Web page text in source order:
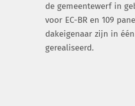
de gemeentewerf in
voor EC-BR en 109
dakeigenaar zijn in
gerealiseerd.